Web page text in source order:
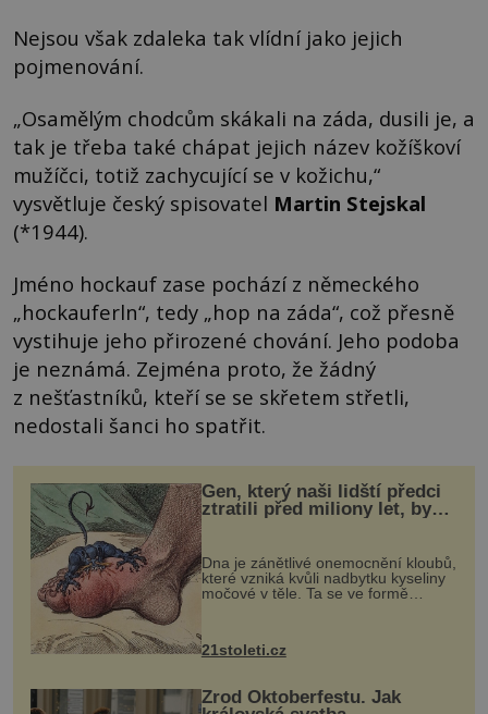
Nejsou však zdaleka tak vlídní jako jejich
pojmenování.
„Osamělým chodcům skákali na záda, dusili je, a
tak je třeba také chápat jejich název kožíškoví
mužíčci, totiž zachycující se v kožichu,“
vysvětluje český spisovatel Martin Stejskal
(*1944).
Jméno hockauf zase pochází z německého
„hockauferln“, tedy „hop na záda“, což přesně
vystihuje jeho přirozené chování. Jeho podoba
je neznámá. Zejména proto, že žádný
z nešťastníků, kteří se se skřetem střetli,
nedostali šanci ho spatřit.
Gen, který naši lidští předci
ztratili před miliony let, by
mohl pomoci s léčbou
„nemoci králů“
Dna je zánětlivé onemocnění kloubů,
které vzniká kvůli nadbytku kyseliny
močové v těle. Ta se ve formě
nohou, a způsobuje bole...
21stoleti.cz
Zrod Oktoberfestu. Jak